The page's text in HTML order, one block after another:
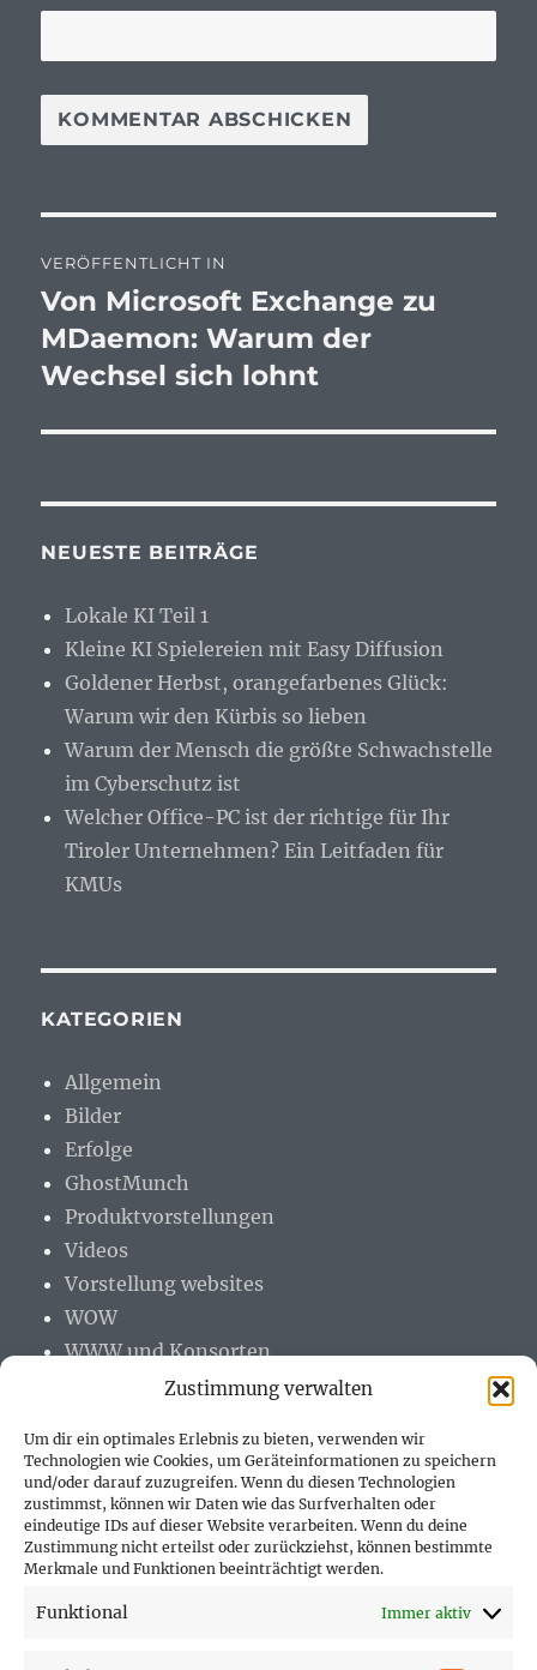
Zustimmung verwalten
Um dir ein optimales Erlebnis zu bieten, verwenden wir
Technologien wie Cookies, um Geräteinformationen zu speichern
und/oder darauf zuzugreifen. Wenn du diesen Technologien
zustimmst, können wir Daten wie das Surfverhalten oder
eindeutige IDs auf dieser Website verarbeiten. Wenn du deine
Zustimmung nicht erteilst oder zurückziehst, können bestimmte
Merkmale und Funktionen beeinträchtigt werden.
Funktional Immer aktiv
VERÖFFENTLICHT IN
Von Microsoft Exchange zu
MDaemon: Warum der
Wechsel sich lohnt
NEUESTE BEITRÄGE
Lokale KI Teil 1
Kleine KI Spielereien mit Easy Diffusion
Goldener Herbst, orangefarbenes Glück:
Warum wir den Kürbis so lieben
Warum der Mensch die größte Schwachstelle
im Cyberschutz ist
Welcher Office-PC ist der richtige für Ihr
Tiroler Unternehmen? Ein Leitfaden für
KMUs
KATEGORIEN
Allgemein
Bilder
Erfolge
GhostMunch
Produktvorstellungen
Videos
Vorstellung websites
WOW
WWW und Konsorten
PARTNER (LINKS)
Hofer Technik GmbH
Hofer Techniks Shop
Sonne und Erde